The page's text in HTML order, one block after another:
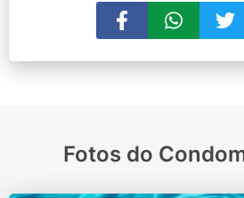
Fotos do